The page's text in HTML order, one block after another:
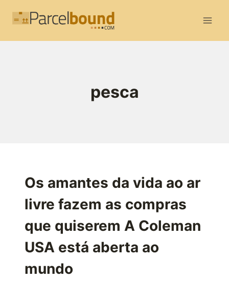
pesca
Os amantes da vida ao ar
livre fazem as compras
que quiserem A Coleman
USA está aberta ao
mundo